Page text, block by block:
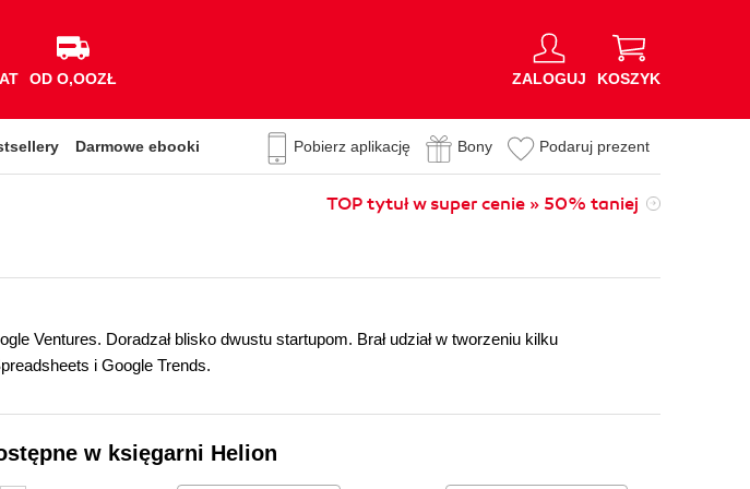
OD O,OOZŁ ZALOGUJ KOSZYK
Darmowe ebooki Pobierz aplikację Bony Podaruj prezent
TOP tytuł w super cenie » 50% taniej
Ventures. Doradzał blisko dwustu startupom. Brał udział w tworzeniu kilku
i Google Trends.
w księgarni Helion